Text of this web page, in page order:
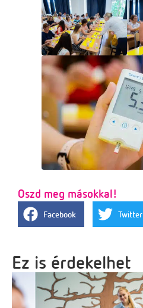
Oszd meg másokkal!
Facebook Twitter
Ez is érdekelhet